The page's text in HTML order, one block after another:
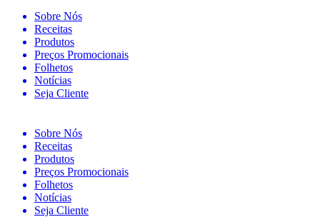
Sobre Nós
Receitas
Produtos
Preços Promocionais
Folhetos
Notícias
Seja Cliente
Sobre Nós
Receitas
Produtos
Preços Promocionais
Folhetos
Notícias
Seja Cliente